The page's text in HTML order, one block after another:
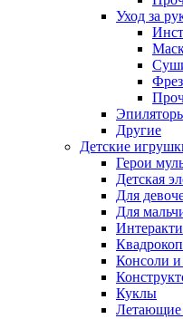
Уход за
Другие
Детские
Герои
Детская
Для
Для
Консоли и
Куклы